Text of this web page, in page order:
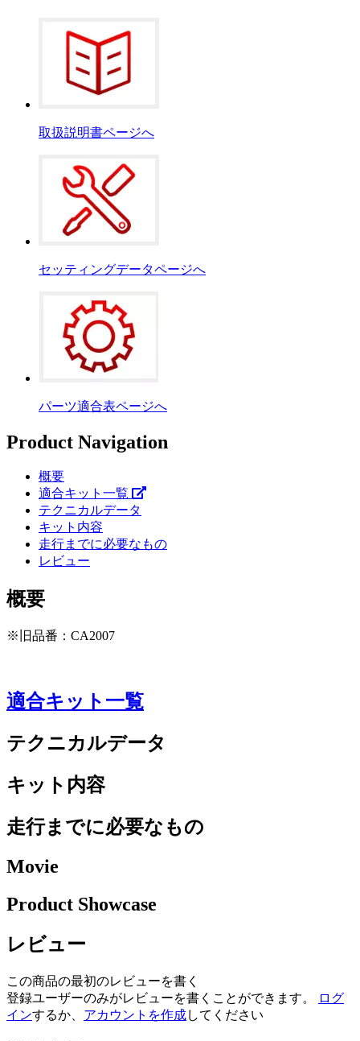
取扱説明書ページへ
セッティングデータページへ
パーツ適合表ページへ
Product Navigation
概要
適合キット一覧
テクニカルデータ
キット内容
走行までに必要なもの
レビュー
概要
※旧品番：CA2007
適合キット一覧
テクニカルデータ
キット内容
走行までに必要なもの
Movie
Product Showcase
レビュー
この商品の最初のレビューを書く
登録ユーザーのみがレビューを書くことができます。
ログ
インするか、 アカウントを作成してください